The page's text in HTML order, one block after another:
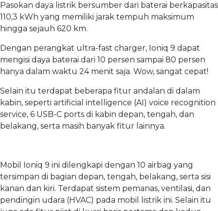
Pasokan daya listrik bersumber dari baterai berkapasitas
110,3 kWh yang memiliki jarak tempuh maksimum
hingga sejauh 620 km.
Dengan perangkat ultra-fast charger, Ioniq 9 dapat
mengisi daya baterai dari 10 persen sampai 80 persen
hanya dalam waktu 24 menit saja. Wow, sangat cepat!
Selain itu terdapat beberapa fitur andalan di dalam
kabin, seperti artificial intelligence (AI) voice recognition
service, 6 USB-C ports di kabin depan, tengah, dan
belakang, serta masih banyak fitur lainnya.
Mobil Ioniq 9 ini dilengkapi dengan 10 airbag yang
tersimpan di bagian depan, tengah, belakang, serta sisi
kanan dan kiri. Terdapat sistem pemanas, ventilasi, dan
pendingin udara (HVAC) pada mobil listrik ini. Selain itu